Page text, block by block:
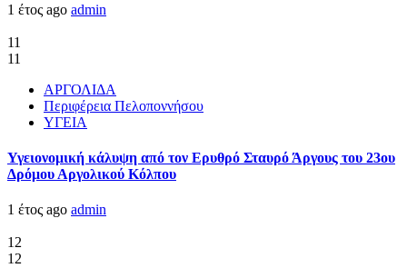
1 έτος ago admin
11
11
ΑΡΓΟΛΙΔΑ
Περιφέρεια Πελοποννήσου
ΥΓΕΙΑ
Υγειονομική κάλυψη από τον Ερυθρό Σταυρό Άργους του 23ου
Δρόμου Αργολικού Κόλπου
1 έτος ago admin
12
12